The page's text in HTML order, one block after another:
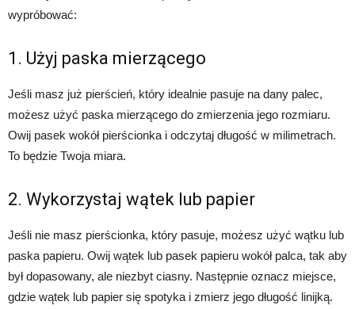
wypróbować:
1. Użyj paska mierzącego
Jeśli masz już pierścień, który idealnie pasuje na dany palec,
możesz użyć paska mierzącego do zmierzenia jego rozmiaru.
Owij pasek wokół pierścionka i odczytaj długość w milimetrach.
To będzie Twoja miara.
2. Wykorzystaj wątek lub papier
Jeśli nie masz pierścionka, który pasuje, możesz użyć wątku lub
paska papieru. Owij wątek lub pasek papieru wokół palca, tak aby
był dopasowany, ale niezbyt ciasny. Następnie oznacz miejsce,
gdzie wątek lub papier się spotyka i zmierz jego długość linijką.